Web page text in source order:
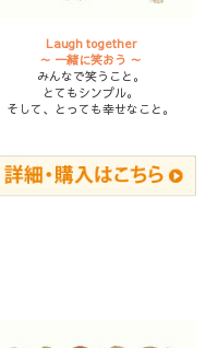
Laugh together
～ 一緒に笑おう ～
みんなで笑うこと。
とてもシンプル。
そして、とっても幸せなこと。